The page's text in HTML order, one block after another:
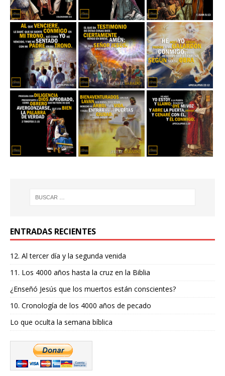
ENTRADAS RECIENTES
12. Al tercer día y la segunda venida
11. Los 4000 años hasta la cruz en la Biblia
¿Enseñó Jesús que los muertos están conscientes?
10. Cronología de los 4000 años de pecado
Lo que oculta la semana bíblica